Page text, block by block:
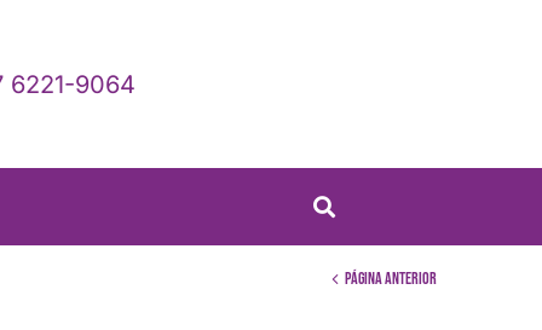
6221-9064
Página anterior